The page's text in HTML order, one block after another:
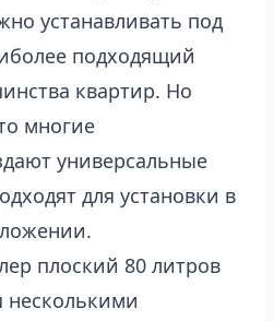
устанавливать под
подходящий
квартир. Но
многие
универсальные
для установки в
плоский 80 литров
несколькими